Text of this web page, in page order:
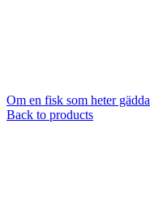
Om en fisk som heter gädda
Back to products